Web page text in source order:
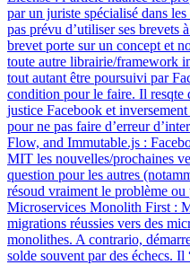
par un juriste spécialisé dans
pas prévu d’utiliser ses brevets
brevet porte sur un concept et
toute autre librairie/framework
tout autant être poursuivi par
condition pour le faire. Il resqte
justice Facebook et
pour ne pas faire d’erreur
Flow, and Immutable.js :
MIT les nouvelles/prochaines
question pour les autres
résoud vraiment le problème ou
Microservices Monolith First :
migrations réussies vers des
monolithes. A contrario,
solde souvent par des échecs.